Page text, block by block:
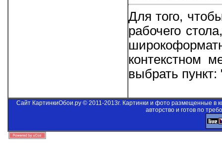
Для того,
рабочего
контекстном
выбрать
Сайт КартинкиОбои.ру © 2011-2013г. Картинки и фото размещенные в
авторство и готов по